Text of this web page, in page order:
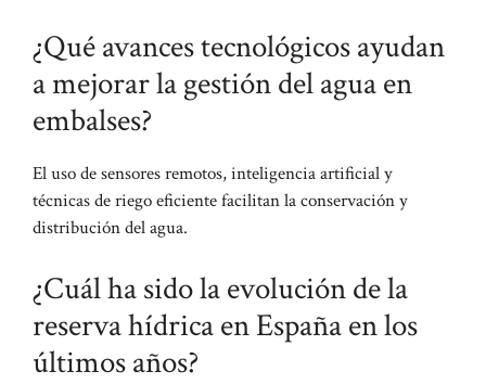
¿Qué avances tecnológicos ayudan
a mejorar la gestión del agua en
embalses?
El uso de sensores remotos, inteligencia artificial y
técnicas de riego eficiente facilitan la conservación y
distribución del agua.
¿Cuál ha sido la evolución de la
reserva hídrica en España en los
últimos años?